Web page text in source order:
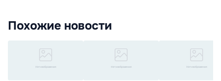
Похожие новости